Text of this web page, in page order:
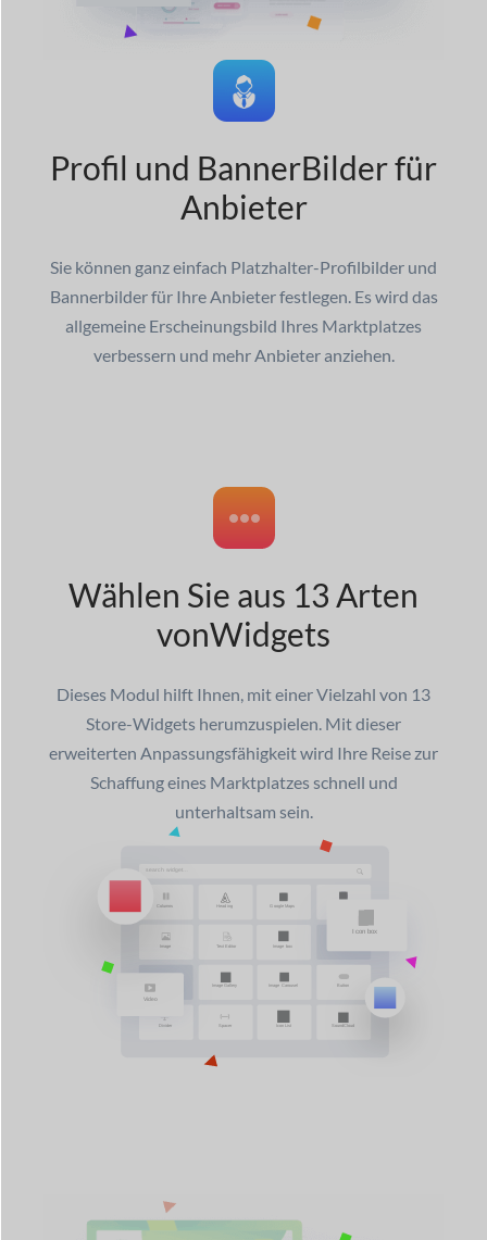
Profil und BannerBilder für
Anbieter
Sie können ganz einfach Platzhalter-Profilbilder und
Bannerbilder für Ihre Anbieter festlegen. Es wird das
allgemeine Erscheinungsbild Ihres Marktplatzes
verbessern und mehr Anbieter anziehen.
Wählen Sie aus 13 Arten
vonWidgets
Dieses Modul hilft Ihnen, mit einer Vielzahl von 13
Store-Widgets herumzuspielen. Mit dieser
erweiterten Anpassungsfähigkeit wird Ihre Reise zur
Schaffung eines Marktplatzes schnell und
unterhaltsam sein.